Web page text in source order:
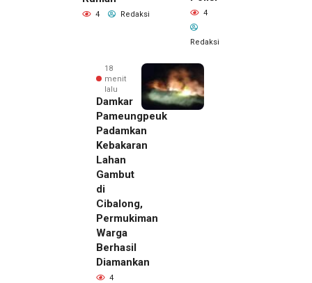
4 Redaksi 4
Redaksi
18
menit
lalu
Damkar
Pameungpeuk
Padamkan
Kebakaran
Lahan
Gambut
di
Cibalong,
Permukiman
Warga
Berhasil
Diamankan
4